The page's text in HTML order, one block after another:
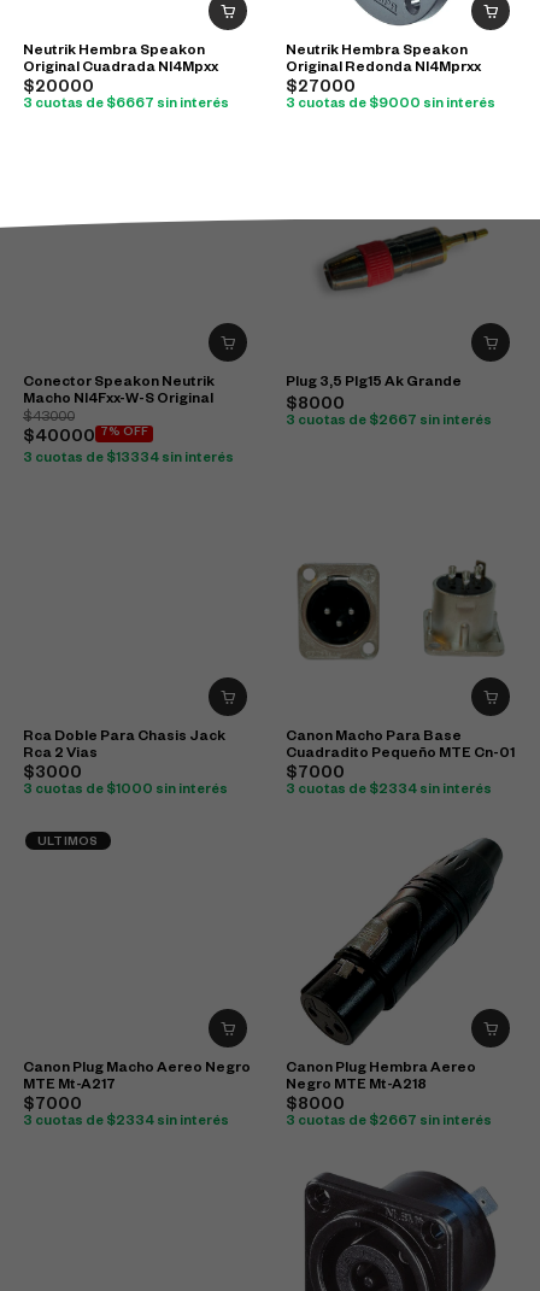
Neutrik Hembra Speakon
Original Cuadrada Nl4Mpxx
$20000
3 cuotas de $6667 sin interés
Neutrik Hembra Speakon
Original Redonda Nl4Mprxx
$27000
3 cuotas de $9000 sin interés
Conector Speakon Neutrik
Macho Nl4Fxx-W-S Original
$43000
$40000 7% OFF
3 cuotas de $13334 sin interés
Plug 3,5 Plg15 Ak Grande
$8000
3 cuotas de $2667 sin interés
Rca Doble Para Chasis Jack
Rca 2 Vias
$3000
3 cuotas de $1000 sin interés
Canon Macho Para Base
Cuadradito Pequeño MTE Cn-01
$7000
3 cuotas de $2334 sin interés
ULTIMOS
Canon Plug Macho Aereo Negro
MTE Mt-A217
$7000
3 cuotas de $2334 sin interés
Canon Plug Hembra Aereo
Negro MTE Mt-A218
$8000
3 cuotas de $2667 sin interés